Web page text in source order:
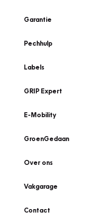
Garantie
Pechhulp
Labels
GRIP Expert
E-Mobility
GroenGedaan
Over ons
Vakgarage
Contact